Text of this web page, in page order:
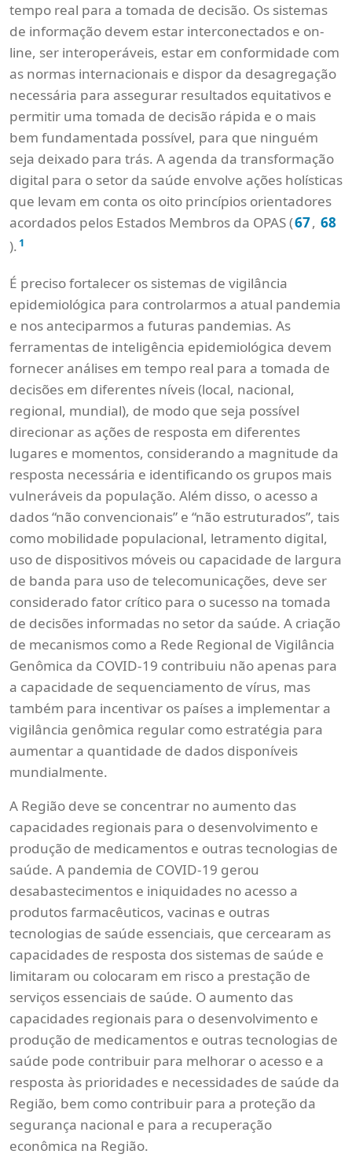
tempo real para a tomada de decisão. Os sistemas
de informação devem estar interconectados e on-
line, ser interoperáveis, estar em conformidade com
as normas internacionais e dispor da desagregação
necessária para assegurar resultados equitativos e
permitir uma tomada de decisão rápida e o mais
bem fundamentada possível, para que ninguém
seja deixado para trás. A agenda da transformação
digital para o setor da saúde envolve ações holísticas
que levam em conta os oito princípios orientadores
acordados pelos Estados Membros da OPAS (67, 68
). 1
É preciso fortalecer os sistemas de vigilância
epidemiológica para controlarmos a atual pandemia
e nos anteciparmos a futuras pandemias. As
ferramentas de inteligência epidemiológica devem
fornecer análises em tempo real para a tomada de
decisões em diferentes níveis (local, nacional,
regional, mundial), de modo que seja possível
direcionar as ações de resposta em diferentes
lugares e momentos, considerando a magnitude da
resposta necessária e identificando os grupos mais
vulneráveis da população. Além disso, o acesso a
dados “não convencionais” e “não estruturados”, tais
como mobilidade populacional, letramento digital,
uso de dispositivos móveis ou capacidade de largura
de banda para uso de telecomunicações, deve ser
considerado fator crítico para o sucesso na tomada
de decisões informadas no setor da saúde. A criação
de mecanismos como a Rede Regional de Vigilância
Genômica da COVID-19 contribuiu não apenas para
a capacidade de sequenciamento de vírus, mas
também para incentivar os países a implementar a
vigilância genômica regular como estratégia para
aumentar a quantidade de dados disponíveis
mundialmente.
A Região deve se concentrar no aumento das
capacidades regionais para o desenvolvimento e
produção de medicamentos e outras tecnologias de
saúde. A pandemia de COVID-19 gerou
desabastecimentos e iniquidades no acesso a
produtos farmacêuticos, vacinas e outras
tecnologias de saúde essenciais, que cercearam as
capacidades de resposta dos sistemas de saúde e
limitaram ou colocaram em risco a prestação de
serviços essenciais de saúde. O aumento das
capacidades regionais para o desenvolvimento e
produção de medicamentos e outras tecnologias de
saúde pode contribuir para melhorar o acesso e a
resposta às prioridades e necessidades de saúde da
Região, bem como contribuir para a proteção da
segurança nacional e para a recuperação
econômica na Região.